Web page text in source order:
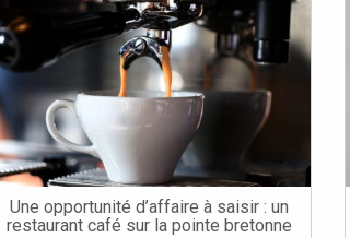
Une opportunité d’affaire à saisir : un
restaurant café sur la pointe bretonne